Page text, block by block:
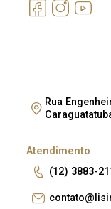
Rua
Atendimento
(12) 3883-